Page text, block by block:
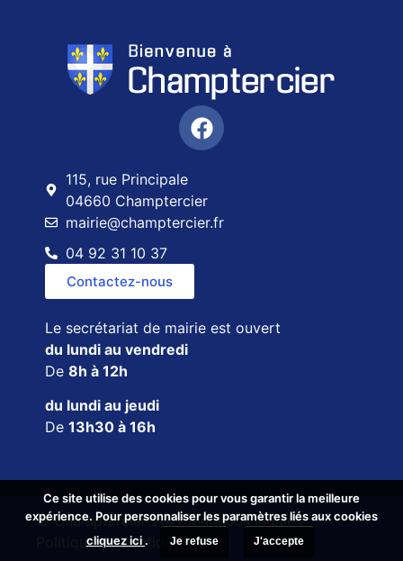
115, rue Principale
04660 Champtercier
mairie@champtercier.fr
04 92 31 10 37
Contactez-nous
Le secrétariat de mairie est ouvert
du lundi au vendredi
De 8h à 12h
du lundi au jeudi
De 13h30 à 16h
© Champtercier 2026Mentions légales
Politique de confidentialité
Ce site utilise des cookies pour vous garantir la meilleure
expérience. Pour personnaliser les paramètres liés aux cookies
cliquez ici . Je refuse J'accepte
Ce site utilise des cookies pour vous garantir la meilleure
expérience. Pour personnaliser les paramètres liés aux cookies
cliquez ici . Je refuse J'accepte